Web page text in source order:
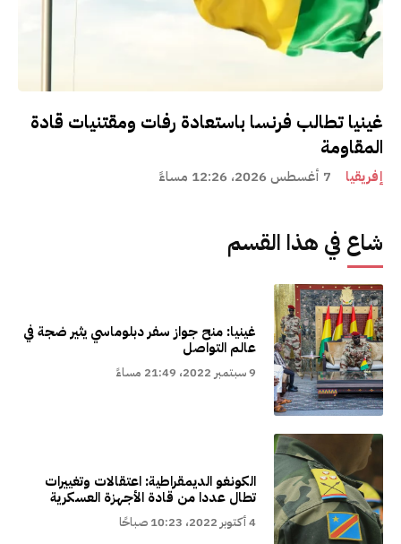
غينيا تطالب فرنسا باستعادة رفات ومقتنيات قادة
المقاومة
إفريقيا 7 أغسطس 2026، 12:26 مساءً
شاع في هذا القسم
غينيا: منح جواز سفر دبلوماسي يثير ضجة في
عالم التواصل
9 سبتمبر 2022، 21:49 مساءً
الكونغو الديمقراطية: اعتقالات وتغييرات
تطال عددا من قادة الأجهزة العسكرية
4 أكتوبر 2022، 10:23 صباحًا